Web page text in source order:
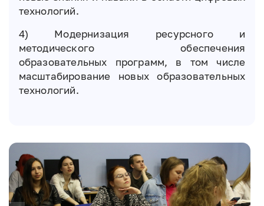
технологий.
4) Модернизация ресурсного и
методического обеспечения
образовательных программ, в том числе
масштабирование новых образовательных
технологий.